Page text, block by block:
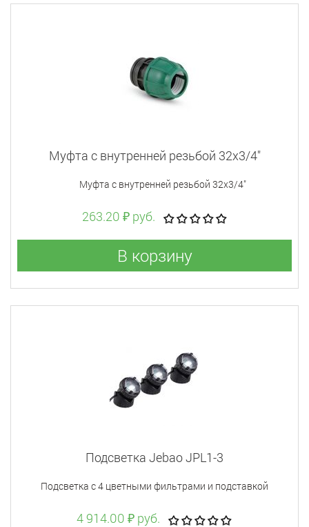
Муфта с внутренней резьбой 32x3/4"
Муфта с внутренней резьбой 32x3/4"
263.20 ₽ руб.
В корзину
Подсветка Jebao JPL1-3
Подсветка с 4 цветными фильтрами и подставкой
4 914.00 ₽ руб.